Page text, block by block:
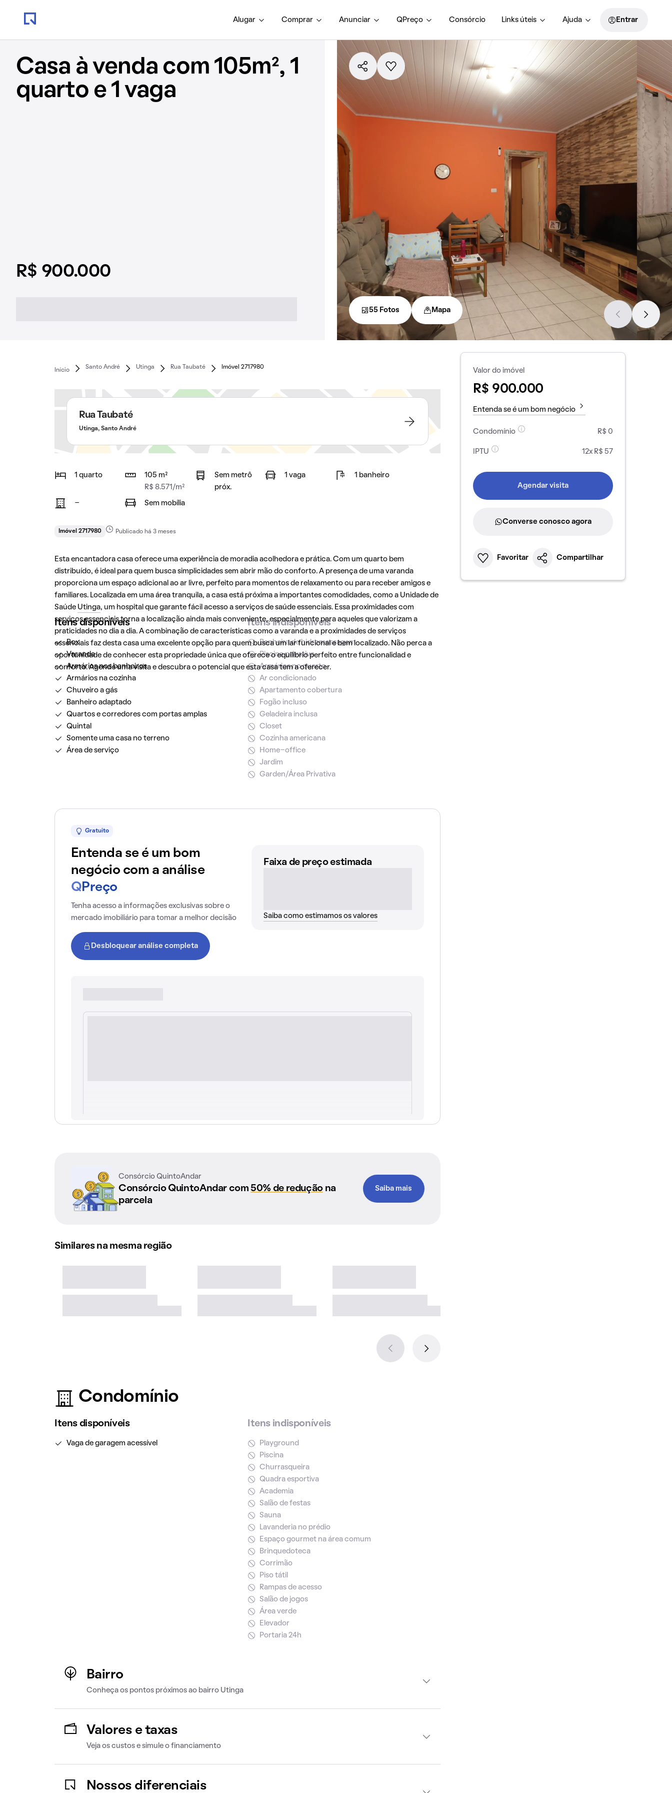
Alugar Comprar Anunciar QPreço Consórcio Links úteis Ajuda Entrar
Casa à venda com 105m², 1
quarto e 1 vaga
R$ 900.000
55 Fotos Mapa
Início
Santo André Utinga Rua Taubaté Imóvel 2717980
Rua Taubaté
Utinga, Santo André
1 quarto
105 m²
R$ 8.571/m²
Sem metrô
próx.
1 vaga 1 banheiro
- Sem mobília
Imóvel 2717980 Publicado há 3 meses
Esta encantadora casa oferece uma experiência de moradia acolhedora e prática. Com um quarto bem
distribuído, é ideal para quem busca simplicidades sem abrir mão do conforto. A presença de uma varanda
proporciona um espaço adicional ao ar livre, perfeito para momentos de relaxamento ou para receber amigos e
familiares. Localizada em uma área tranquila, a casa está próxima a importantes comodidades, como a Unidade de
Saúde Utinga, um hospital que garante fácil acesso a serviços de saúde essenciais. Essa proximidades com
serviços essenciais torna a localização ainda mais conveniente, especialmente para aqueles que valorizam a
praticidades no dia a dia. A combinação de características como a varanda e a proximidades de serviços
essenciais faz desta casa uma excelente opção para quem busca um lar funcional e bem localizado. Não perca a
oportunidade de conhecer esta propriedade única que oferece o equilíbrio perfeito entre funcionalidad e
conforto. Agende uma visita e descubra o potencial que esta casa tem a oferecer.
Itens disponíveis
Box
Varanda
Armários nos banheiros
Armários na cozinha
Chuveiro a gás
Banheiro adaptado
Quartos e corredores com portas amplas
Quintal
Somente uma casa no terreno
Área de serviço
Itens indisponíveis
Banheira de hidromassagem
Piscina privativa
Armários no quarto
Ar condicionado
Apartamento cobertura
Fogão incluso
Geladeira inclusa
Closet
Cozinha americana
Home-office
Jardim
Garden/Área Privativa
Gratuito
Entenda se é um bom
negócio com a análise
Q Preço
Tenha acesso a informações exclusivas sobre o
mercado imobiliário para tomar a melhor decisão
Desbloquear análise completa
Faixa de preço estimada
Saiba como estimamos os valores
Consórcio QuintoAndar
Consórcio QuintoAndar com 50% de reduçãona
parcela
Saiba mais
Similares na mesma região
Condomínio
Itens disponíveis
Vaga de garagem acessível
Itens indisponíveis
Playground
Piscina
Churrasqueira
Quadra esportiva
Academia
Salão de festas
Sauna
Lavanderia no prédio
Espaço gourmet na área comum
Brinquedoteca
Corrimão
Piso tátil
Rampas de acesso
Salão de jogos
Área verde
Elevador
Portaria 24h
Bairro
Conheça os pontos próximos ao bairro Utinga
Valores e taxas
Veja os custos e simule o financiamento
Nossos diferenciais
Valor do imóvel
R$ 900.000
Entenda se é um bom negócio
Condomínio R$ 0
IPTU 12x R$ 57
Agendar visita
Converse conosco agora
Favoritar Compartilhar